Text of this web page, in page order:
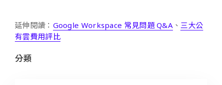
延伸閱讀： Google Workspace 常見問題 Q&A 、 三大公
有雲費用評比
分類